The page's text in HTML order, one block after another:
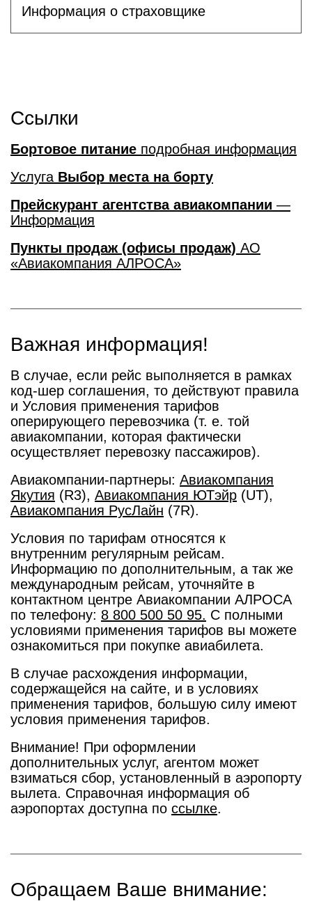
Информация о страховщике
Ссылки
Бортовое питание подробная информация
Услуга Выбор места на борту
Прейскурант агентства авиакомпании —
Информация
Пункты продаж (офисы продаж) АО
«Авиакомпания АЛРОСА»
Важная информация!
В случае, если рейс выполняется в рамках
код-шер соглашения, то действуют правила
и Условия применения тарифов
оперирующего перевозчика (т. е. той
авиакомпании, которая фактически
осуществляет перевозку пассажиров).
Авиакомпании-партнеры: Авиакомпания
Якутия (R3), Авиакомпания ЮТэйр (UT),
Авиакомпания РусЛайн (7R).
Условия по тарифам относятся к
внутренним регулярным рейсам.
Информацию по дополнительным, а так же
международным рейсам, уточняйте в
контактном центре Авиакомпании АЛРОСА
по телефону: 8 800 500 50 95. С полными
условиями применения тарифов вы можете
ознакомиться при покупке авиабилета.
В случае расхождения информации,
содержащейся на сайте, и в условиях
применения тарифов, большую силу имеют
условия применения тарифов.
Внимание! При оформлении
дополнительных услуг, агентом может
взиматься сбор, установленный в аэропорту
вылета. Справочная информация об
аэропортах доступна по ссылке.
Обращаем Ваше внимание: